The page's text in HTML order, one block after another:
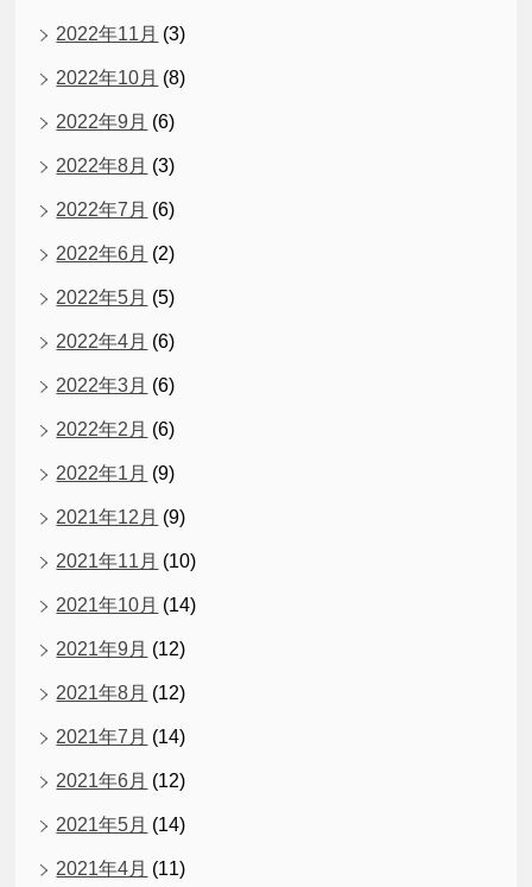
2022年11月 (3)
2022年10月 (8)
2022年9月 (6)
2022年8月 (3)
2022年7月 (6)
2022年6月 (2)
2022年5月 (5)
2022年4月 (6)
2022年3月 (6)
2022年2月 (6)
2022年1月 (9)
2021年12月 (9)
2021年11月 (10)
2021年10月 (14)
2021年9月 (12)
2021年8月 (12)
2021年7月 (14)
2021年6月 (12)
2021年5月 (14)
2021年4月 (11)